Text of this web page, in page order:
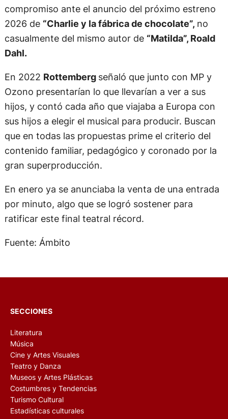
compromiso ante el anuncio del próximo estreno
2026 de “Charlie y la fábrica de chocolate”, no
casualmente del mismo autor de “Matilda”, Roald
Dahl.
En 2022 Rottemberg señaló que junto con MP y
Ozono presentarían lo que llevarían a ver a sus
hijos, y contó cada año que viajaba a Europa con
sus hijos a elegir el musical para producir. Buscan
que en todas las propuestas prime el criterio del
contenido familiar, pedagógico y coronado por la
gran superproducción.
En enero ya se anunciaba la venta de una entrada
por minuto, algo que se logró sostener para
ratificar este final teatral récord.
Fuente: Ámbito
SECCIONES
Literatura
Música
Cine y Artes Visuales
Teatro y Danza
Museos y Artes Plásticas
Costumbres y Tendencias
Turismo Cultural
Estadísticas culturales